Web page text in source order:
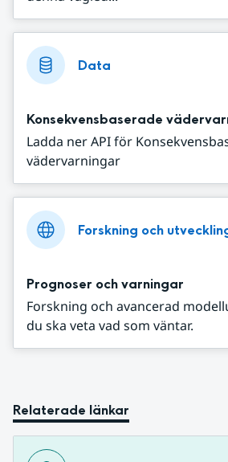
Data
Konsekvensbaserade
Ladda ner API för
vädervarningar
Forskning och
Prognoser och varningar
Forskning och avancerad
du ska veta vad som väntar.
Relaterade länkar